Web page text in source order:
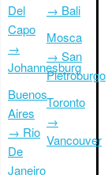
Del
Capo
→
Johannesburg
Buenos
Aires
→ Rio
De
Janeiro
→ Bali
Mosca
→ San
Pietroburgo
Toronto
→
Vancouver